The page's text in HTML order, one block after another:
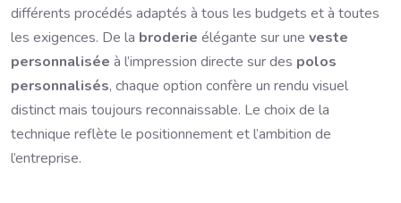
différents procédés adaptés à tous les budgets et à toutes
les exigences. De la broderie élégante sur une veste
personnalisée à l’impression directe sur des polos
personnalisés, chaque option confère un rendu visuel
distinct mais toujours reconnaissable. Le choix de la
technique reflète le positionnement et l’ambition de
l’entreprise.